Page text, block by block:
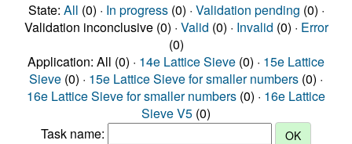
State: All (0) · In progress(0) · Validation pending (0) ·
Validation inconclusive (0) · Valid (0) · Invalid (0) · Error
(0)
Application: All (0) · 14e Lattice Sieve (0) · 15e Lattice
Sieve (0) · 15e Lattice Sieve for smaller numbers (0) ·
16e Lattice Sieve for smaller numbers (0) · 16e Lattice
Sieve V5 (0)
Task name: